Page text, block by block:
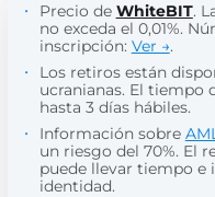
Precio de WhiteBIT.
no exceda el 0,01%.
inscripción: Ver →.
Los retiros están
ucranianas. El tiempo
hasta 3 días hábiles.
Información sobre
un riesgo del 70%. El
puede llevar tiempo e
identidad.